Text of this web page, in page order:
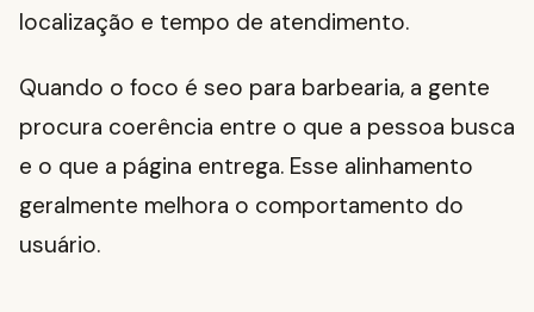
localização e tempo de atendimento.
Quando o foco é seo para barbearia, a gente
procura coerência entre o que a pessoa busca
e o que a página entrega. Esse alinhamento
geralmente melhora o comportamento do
usuário.